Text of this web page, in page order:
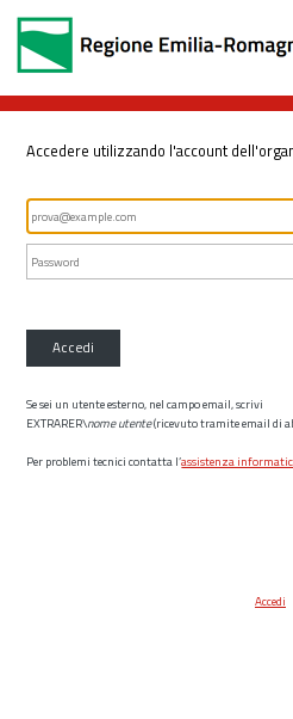
Accedere utilizzando l'account
Accedi
Se sei un utente esterno, nel campo email, scrivi
EXTRARER\nome utente(ricevuto tramite email di
Per problemi tecnici contatta l’assistenza
Accedi